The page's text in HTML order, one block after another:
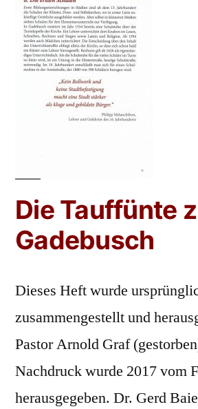
Die Tauffünte
Gadebusch
Dieses Heft wurde
zusammengestellt und
Pastor Arnold Graf
Nachdruck wurde 2017 vom
herausgegeben. Dr. Gerd